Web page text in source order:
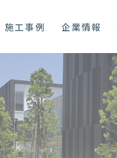
施工事例 企業情報